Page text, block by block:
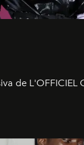
de L'OFFICIEL